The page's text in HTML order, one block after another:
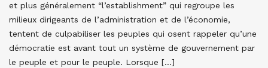
et plus généralement “l’establishment” qui regroupe les
milieux dirigeants de l’administration et de l’économie,
tentent de culpabiliser les peuples qui osent rappeler qu’une
démocratie est avant tout un système de gouvernement par
le peuple et pour le peuple. Lorsque […]